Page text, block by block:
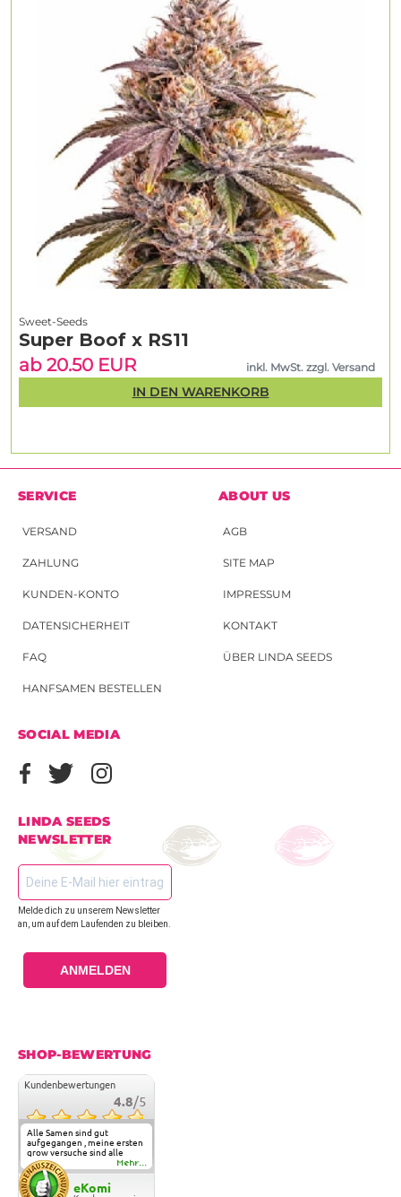
Sweet-Seeds
Super Boof x RS11
ab 20.50 EUR
inkl. MwSt. zzgl. Versand
IN DEN WARENKORB
SERVICE
VERSAND
ZAHLUNG
KUNDEN-KONTO
DATENSICHERHEIT
FAQ
HANFSAMEN BESTELLEN
ABOUT US
AGB
SITE MAP
IMPRESSUM
KONTAKT
ÜBER LINDA SEEDS
SOCIAL MEDIA
LINDA SEEDS
NEWSLETTER
Melde dich zu unserem Newsletter
an, um auf dem Laufenden zu bleiben.
ANMELDEN
SHOP-BEWERTUNG
Kundenbewertungen
4.8/5
Alle Samen sind gut
aufgegangen , meine ersten
grow versuche sind alle
geglückt. Die Sorten und
Anbieter Vielfalt
überzeugen sehr . Werde
wohl immer hier bestellen !
Mehr...
eKomi